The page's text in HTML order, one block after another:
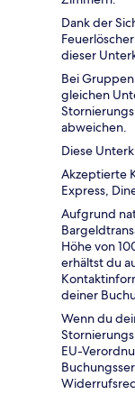
Dank der
dieser
Bei
gleichen
abweichen.
Diese
Akzeptierte
Express,
Aufgrund
Höhe von
erhältst du
deiner
Wenn du
EU-